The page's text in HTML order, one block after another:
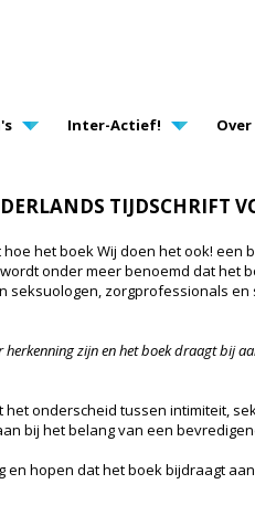
Inter-Actief!
TIJDSCHRIFT
hoe het boek Wij doen het ook!
onder meer benoemd dat
seksuologen, zorgprofessionals en
zijn en het boek draagt bij
onderscheid tussen intimiteit,
bij het belang van een
hopen dat het boek bijdraagt